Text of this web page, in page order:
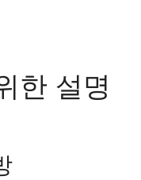
한 설명